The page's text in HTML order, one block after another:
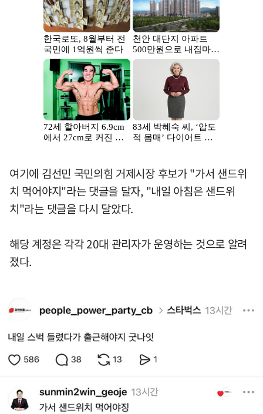
여기에 김선민 국민의힘 거제시장 후보가 "가서 샌드위
치 먹어야지"라는 댓글을 달자, "내일 아침은 샌드위
치"라는 댓글을 다시 달았다.
해당 계정은 각각 20대 관리자가 운영하는 것으로 알려
졌다.